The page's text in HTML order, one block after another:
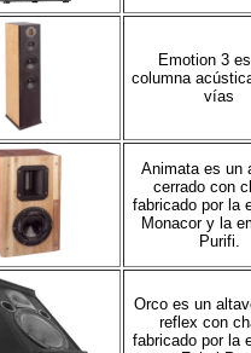
Emotion 3
columna
vías
Animata es un
cerrado con
fabricado por la
Monacor y la
Purifi.
Orco es un
reflex con
fabricado por la